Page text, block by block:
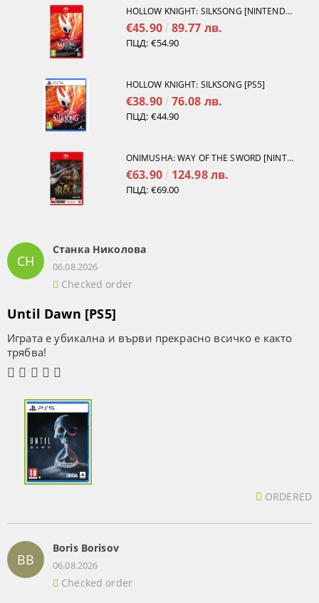
HOLLOW KNIGHT: SILKSONG [NINTENDO SWITCH 2]
€45.90 89.77 лв.
ПЦД: €54.90
HOLLOW KNIGHT: SILKSONG [PS5]
€38.90 76.08 лв.
ПЦД: €44.90
ONIMUSHA: WAY OF THE SWORD [NINTENDO SWITCH 2]
€63.90 124.98 лв.
ПЦД: €69.00
СН
Станка Николова
06.08.2026
Checked order
Until Dawn [PS5]
Играта е убикална и върви прекрасно всичко е както
трябва!
ORDERED
BB
Boris Borisov
06.08.2026
Checked order